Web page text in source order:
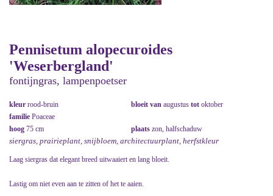
Pennisetum alopecuroides
'Weserbergland'
fontijngras, lampenpoetser
kleur rood-bruin bloeit van augustus tot oktober
familie Poaceae
hoog 75 cm plaats zon, halfschaduw
siergras, prairieplant, snijbloem, architectuurplant, herfstkleur
Laag siergras dat elegant breed uitwaaiert en lang bloeit.
Lastig om niet even aan te zitten of het te aaien.